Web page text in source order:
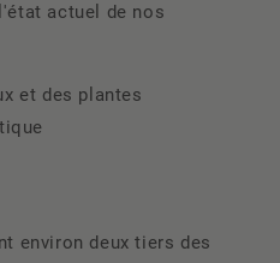
actuel de nos
et des plantes
environ deux tiers des